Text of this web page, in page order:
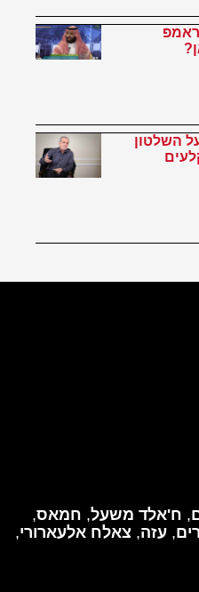
השלטון
, ח'אלד משעל, חמאס,
, עזה, צאלח אלעארורי,